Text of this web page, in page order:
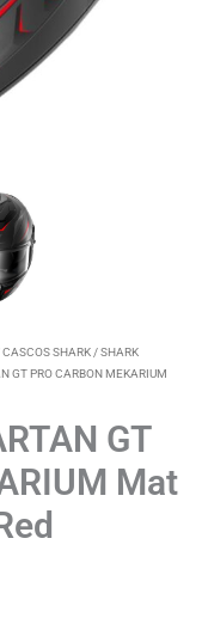
CASCOS SHARK /SHARK
GT PRO CARBON MEKARIUM
GT
Mat